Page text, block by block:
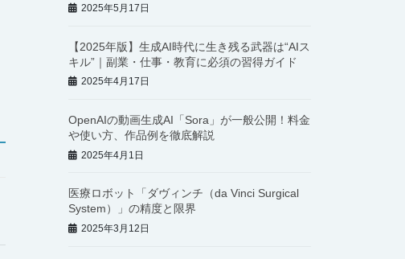
2025年5月17日
【2025年版】生成AI時代に生き残る武器は“AIス
キル”｜副業・仕事・教育に必須の習得ガイド
2025年4月17日
OpenAIの動画生成AI「Sora」が一般公開！料金
や使い方、作品例を徹底解説
2025年4月1日
医療ロボット「ダヴィンチ（da Vinci Surgical
System）」の精度と限界
2025年3月12日